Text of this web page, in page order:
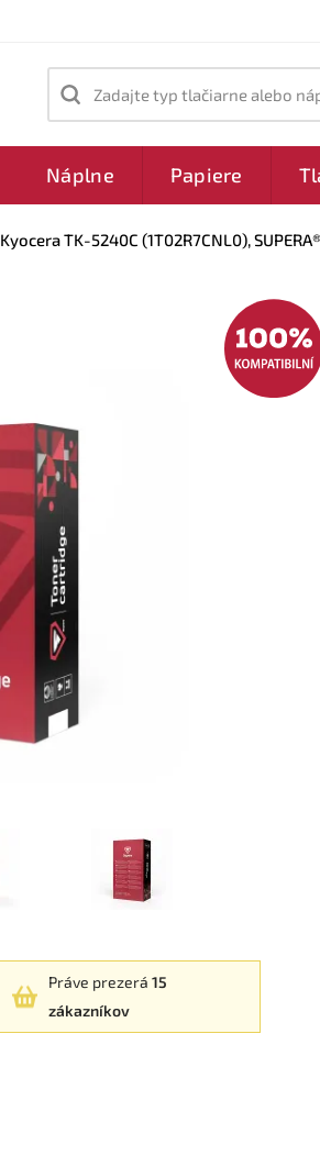
Zadajte typ tlačiarne alebo
Náplne Papiere
Kyocera TK-5240C (1T02R7CNL0),
Práve prezerá 15
zákazníkov